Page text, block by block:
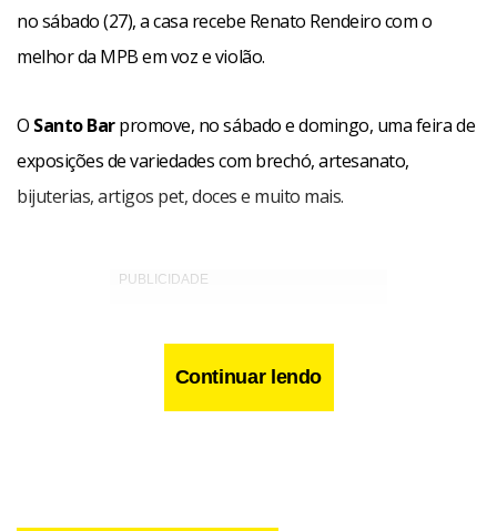
no sábado (27), a casa recebe Renato Rendeiro com o
melhor da MPB em voz e violão.
O Santo Barpromove, no sábado e domingo, uma feira de
exposições de variedades com brechó, artesanato,
bijuterias, artigos pet, doces e muito mais.
Continuar lendo